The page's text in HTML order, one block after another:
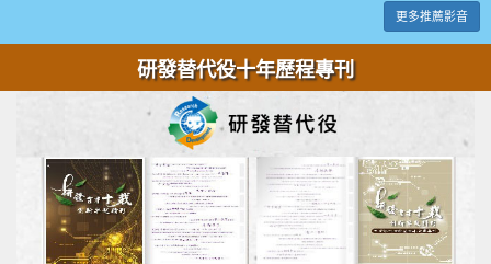
更多推薦影音
研發替代役十年歷程專刊